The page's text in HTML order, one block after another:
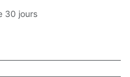
30 jours